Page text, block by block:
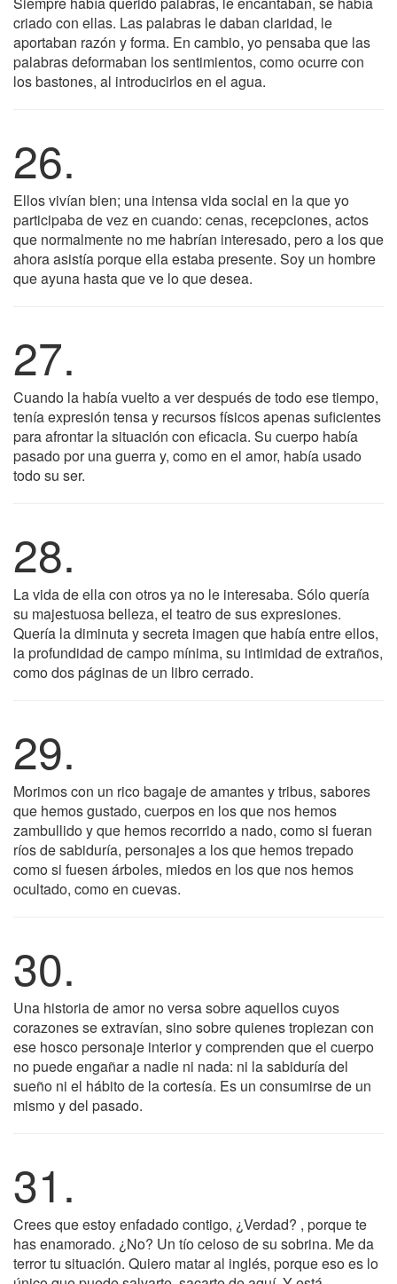
criado con ellas. Las palabras le daban claridad, le
aportaban razón y forma. En cambio, yo pensaba que las
palabras deformaban los sentimientos, como ocurre con
los bastones, al introducirlos en el agua.
26.
Ellos vivían bien; una intensa vida social en la que yo
participaba de vez en cuando: cenas, recepciones, actos
que normalmente no me habrían interesado, pero a los que
ahora asistía porque ella estaba presente. Soy un hombre
que ayuna hasta que ve lo que desea.
27.
Cuando la había vuelto a ver después de todo ese tiempo,
tenía expresión tensa y recursos físicos apenas suficientes
para afrontar la situación con eficacia. Su cuerpo había
pasado por una guerra y, como en el amor, había usado
todo su ser.
28.
La vida de ella con otros ya no le interesaba. Sólo quería
su majestuosa belleza, el teatro de sus expresiones.
Quería la diminuta y secreta imagen que había entre ellos,
la profundidad de campo mínima, su intimidad de extraños,
como dos páginas de un libro cerrado.
29.
Morimos con un rico bagaje de amantes y tribus, sabores
que hemos gustado, cuerpos en los que nos hemos
zambullido y que hemos recorrido a nado, como si fueran
ríos de sabiduría, personajes a los que hemos trepado
como si fuesen árboles, miedos en los que nos hemos
ocultado, como en cuevas.
30.
Una historia de amor no versa sobre aquellos cuyos
corazones se extravían, sino sobre quienes tropiezan con
ese hosco personaje interior y comprenden que el cuerpo
no puede engañar a nadie ni nada: ni la sabiduría del
sueño ni el hábito de la cortesía. Es un consumirse de un
mismo y del pasado.
31.
Crees que estoy enfadado contigo, ¿Verdad? , porque te
has enamorado. ¿No? Un tío celoso de su sobrina. Me da
terror tu situación. Quiero matar al inglés, porque eso es lo